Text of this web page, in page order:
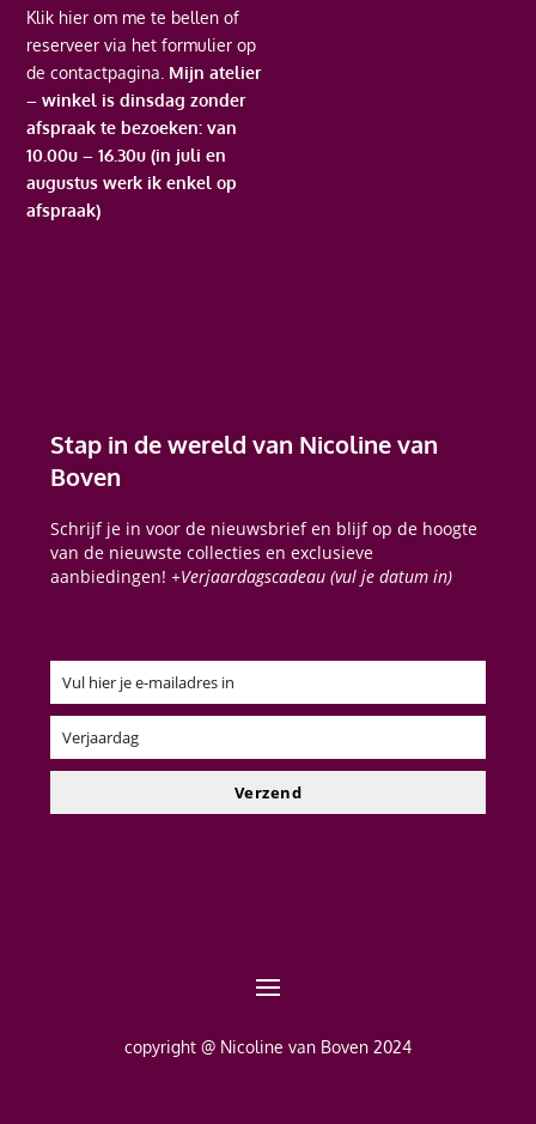
Klik hier om me te bellen of
reserveer via het formulier op
de contactpagina. Mijn atelier
– winkel is dinsdag zonder
afspraak te bezoeken: van
10.00u – 16.30u (in juli en
augustus werk ik enkel op
afspraak)
Stap in de wereld van Nicoline van
Boven
Schrijf je in voor de nieuwsbrief en blijf op de hoogte
van de nieuwste collecties en exclusieve
aanbiedingen!+Verjaardagscadeau (vul je datum in)
Email
Vul hier je e-mailadres in
Verjaardag
Verjaardag
Verzend
copyright @ Nicoline van Boven 2024